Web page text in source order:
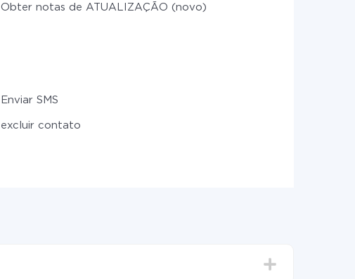
Obter notas de ATUALIZAÇÃO (novo)
Enviar SMS
excluir contato